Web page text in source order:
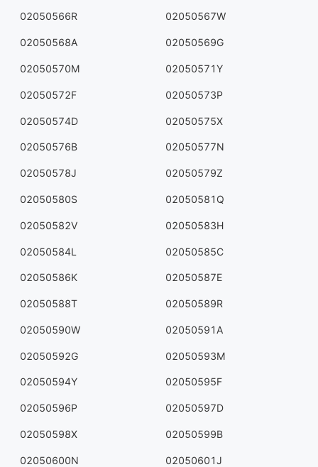
02050566R 02050567W
02050568A 02050569G
02050570M 02050571Y
02050572F 02050573P
02050574D 02050575X
02050576B 02050577N
02050578J 02050579Z
02050580S 02050581Q
02050582V 02050583H
02050584L 02050585C
02050586K 02050587E
02050588T 02050589R
02050590W 02050591A
02050592G 02050593M
02050594Y 02050595F
02050596P 02050597D
02050598X 02050599B
02050600N 02050601J